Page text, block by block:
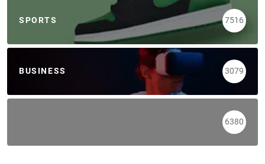
SPORTS 7516
BUSINESS 3079
6380